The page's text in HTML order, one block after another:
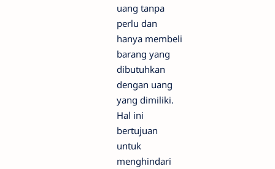
uang tanpa
perlu dan
hanya membeli
barang yang
dibutuhkan
dengan uang
yang dimiliki.
Hal ini
bertujuan
untuk
menghindari